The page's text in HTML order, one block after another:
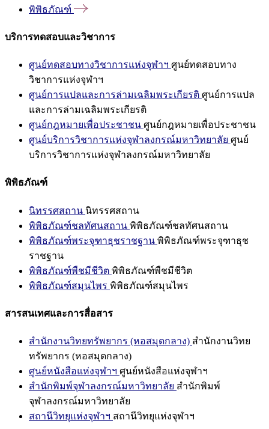
พิพิธภัณฑ์
บริการทดสอบและวิชาการ
ศูนย์ทดสอบทางวิชาการแห่งจุฬาฯ ศูนย์ทดสอบทาง
วิชาการแห่งจุฬาฯ
ศูนย์การแปลและการล่ามเฉลิมพระเกียรติ ศูนย์การแปล
และการล่ามเฉลิมพระเกียรติ
ศูนย์กฎหมายเพื่อประชาชน ศูนย์กฎหมายเพื่อประชาชน
ศูนย์บริการวิชาการแห่งจุฬาลงกรณ์มหาวิทยาลัย ศูนย์
บริการวิชาการแห่งจุฬาลงกรณ์มหาวิทยาลัย
พิพิธภัณฑ์
นิทรรศสถาน นิทรรศสถาน
พิพิธภัณฑ์ชลทัศนสถาน พิพิธภัณฑ์ชลทัศนสถาน
พิพิธภัณฑ์พระจุฑาธุชราชฐาน พิพิธภัณฑ์พระจุฑาธุช
ราชฐาน
พิพิธภัณฑ์พืชมีชีวิต พิพิธภัณฑ์พืชมีชีวิต
พิพิธภัณฑ์สมุนไพร พิพิธภัณฑ์สมุนไพร
สารสนเทศและการสื่อสาร
สำนักงานวิทยทรัพยากร (หอสมุดกลาง) สำนักงานวิทย
ทรัพยากร (หอสมุดกลาง)
ศูนย์หนังสือแห่งจุฬาฯ ศูนย์หนังสือแห่งจุฬาฯ
สำนักพิมพ์จุฬาลงกรณ์มหาวิทยาลัย สำนักพิมพ์
จุฬาลงกรณ์มหาวิทยาลัย
สถานีวิทยุแห่งจุฬาฯ สถานีวิทยุแห่งจุฬาฯ